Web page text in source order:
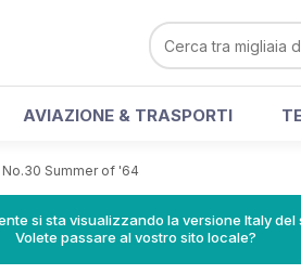
AVIAZIONE & TRASPORTI
No.30 Summer of '64
si sta visualizzando la versione Italy del
Volete passare al vostro sito locale?